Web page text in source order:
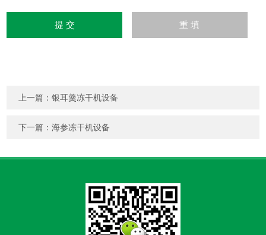
上一篇：银耳羹冻干机设备
下一篇：海参冻干机设备